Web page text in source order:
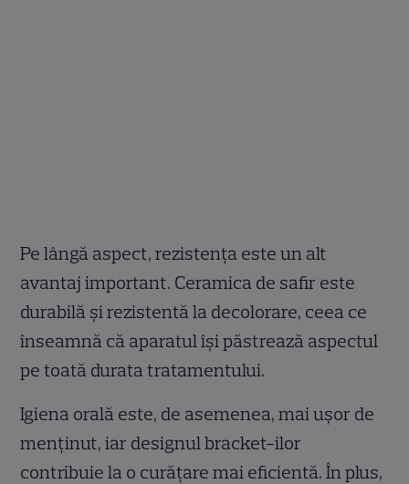
Pe lângă aspect, rezistența este un alt
avantaj important. Ceramica de safir este
durabilă și rezistentă la decolorare, ceea ce
înseamnă că aparatul își păstrează aspectul
pe toată durata tratamentului.
Igiena orală este, de asemenea, mai ușor de
menținut, iar designul bracket-ilor
contribuie la o curățare mai eficientă. În plus,